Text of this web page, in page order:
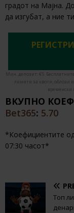
градот на Мајна.
да изгубат, а ние
Мин. депозит: €5.
лимити за квоти, облози
временски
ВКУПНО
Bet365: 5.70
*Коефициентите
07:30 часот*
Топ